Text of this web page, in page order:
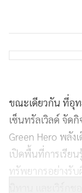
ขณะเดียวกัน ที่อุท
เซ็นทรัลเวิลด์ จัด
Green Hero พลัง
เปิดพื้นที่การเรีย
ทรัพยากรอย่างรั
นิทาน และเวิร์กช